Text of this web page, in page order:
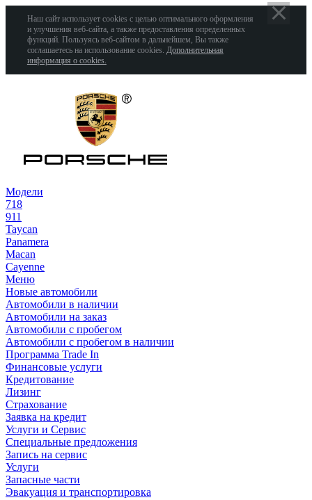
Наш сайт использует cookies с целью оптимального оформления
и улучшения веб-сайта, а также предоставления определенных
функций. Пользуясь веб-сайтом в дальнейшем, Вы также
соглашаетесь на использование cookies. Дополнительная
информация о cookies.
Модели
718
911
Taycan
Panamera
Macan
Cayenne
Меню
Новые автомобили
Автомобили в наличии
Автомобили на заказ
Автомобили с пробегом
Автомобили с пробегом в наличии
Программа Trade In
Финансовые услуги
Кредитование
Лизинг
Страхование
Заявка на кредит
Услуги и Сервис
Специальные предложения
Запись на сервис
Услуги
Запасные части
Эвакуация и транспортировка